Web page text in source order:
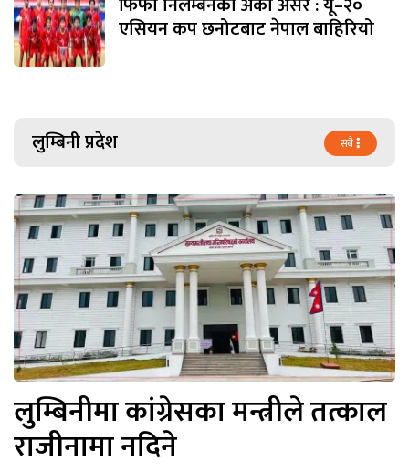
एसियन कप छनोटबाट नेपाल बाहिरियो
लुम्बिनी प्रदेश सबै
लुम्बिनीमा कांग्रेसका मन्त्रीले तत्काल
राजीनामा नदिने